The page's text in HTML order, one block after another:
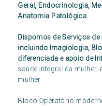
Geral, Endocrinologia,
Anatomia Patológica.
Dispomos de Serviços
incluindo Imagiologia,
diferenciada e apoio de
saúde integral da mulher,
mulher.
Bloco Operatório